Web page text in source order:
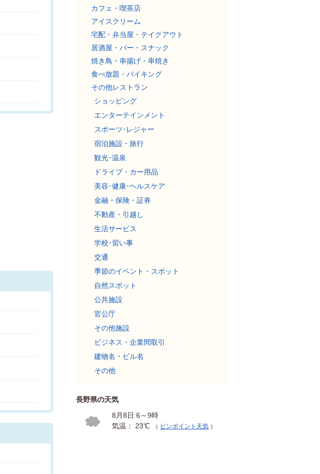
カフェ・喫茶店
アイスクリーム
宅配・弁当屋・テイクアウト
居酒屋・バー・スナック
焼き鳥・串揚げ・串焼き
食べ放題・バイキング
その他レストラン
ショッピング
エンターテインメント
スポーツ･レジャー
宿泊施設・旅行
観光･温泉
ドライブ・カー用品
美容･健康･ヘルスケア
金融・保険・証券
不動産・引越し
生活サービス
学校･習い事
交通
季節のイベント・スポット
自然スポット
公共施設
官公庁
その他施設
ビジネス・企業間取引
建物名・ビル名
その他
長野県の天気
8月8日 6～9時
気温： 23℃
（ ピンポイント天気 ）